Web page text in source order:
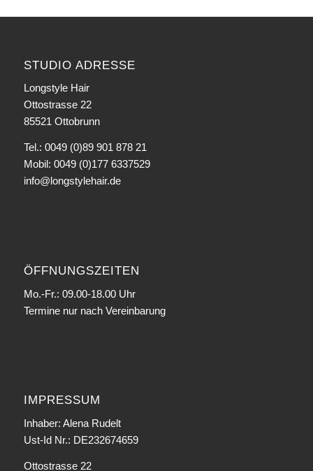
STUDIO ADRESSE
Longstyle Hair
Ottostrasse 22
85521 Ottobrunn
Tel.: 0049 (0)89 901 878 21
Mobil: 0049 (0)177 6337529
info@longstylehair.de
ÖFFNUNGSZEITEN
Mo.-Fr.: 09.00-18.00 Uhr
Termine nur nach Vereinbarung
IMPRESSUM
Inhaber: Alena Rudelt
Ust-Id Nr.: DE232674659
Ottostrasse 22